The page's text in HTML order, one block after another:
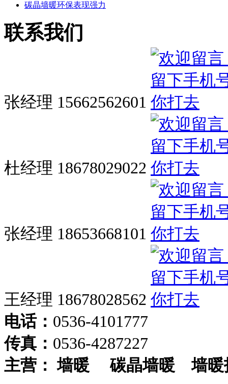
碳晶墙暖环保表现强力
联系我们
张经理 15662562601
杜经理 18678029022
张经理 18653668101
王经理 18678028562
电话： 0536-4101777
传真： 0536-4287227
主营： 墙暖碳晶墙暖墙暖